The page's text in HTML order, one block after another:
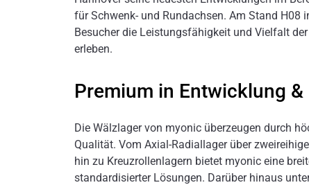
für Schwenk- und Rundachsen. Am Stand H08
Besucher die Leistungsfähigkeit und Vielfalt
erleben.
Premium in Entwicklung
Die Wälzlager von myonic überzeugen durch
Qualität. Vom Axial-Radiallager über
hin zu Kreuzrollenlagern bietet myonic eine
standardisierter Lösungen. Darüber hinaus